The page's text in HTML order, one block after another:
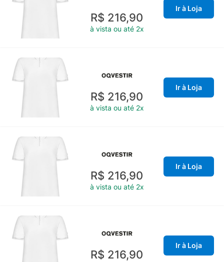
R$ 216,90
à vista ou até 2x
Ir à Loja
R$ 216,90
à vista ou até 2x
Ir à Loja
R$ 216,90
à vista ou até 2x
Ir à Loja
R$ 216,90
Ir à Loja